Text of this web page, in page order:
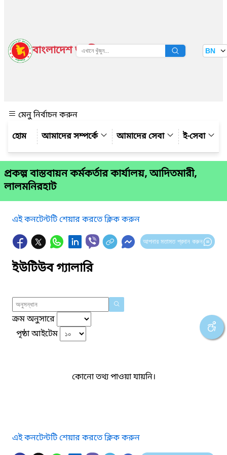
বাংলাদেশ জাতীয় তথ্য বাতায়ন BN
মেনু নির্বাচন করুন
আমাদের সম্পর্কে
আমাদের সেবা ই-সেবা
প্রকল্প বাস্তবায়ন কর্মকর্তার কার্যালয়, আদিতমারী,
লালমনিরহাট
এই কনটেন্টটি শেয়ার করতে ক্লিক করুন
আপনার মতামত প্রদান করুন
ইউটিউব গ্যালারি
ক্রম অনুসারে
পৃষ্ঠা আইটেম
কোনো তথ্য পাওয়া যায়নি।
এই কনটেন্টটি শেয়ার করতে ক্লিক করুন